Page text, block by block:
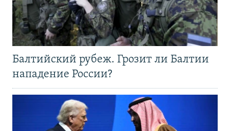
Балтийский рубеж. Грозит ли Балтии
нападение России?